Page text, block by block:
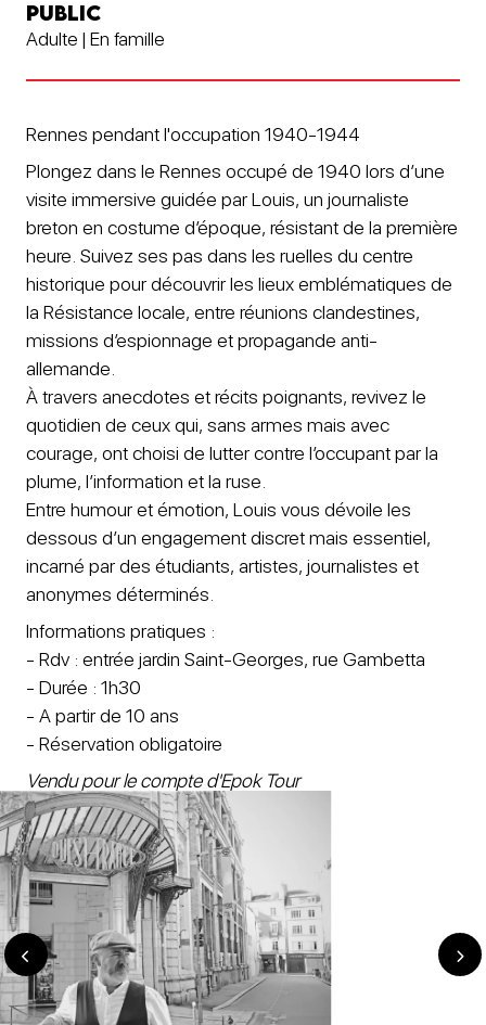
PUBLIC
Adulte | En famille
Rennes pendant l'occupation 1940-1944
Plongez dans le Rennes occupé de 1940 lors d’une
visite immersive guidée par Louis, un journaliste
breton en costume d’époque, résistant de la première
heure. Suivez ses pas dans les ruelles du centre
historique pour découvrir les lieux emblématiques de
la Résistance locale, entre réunions clandestines,
missions d’espionnage et propagande anti-
allemande.
À travers anecdotes et récits poignants, revivez le
quotidien de ceux qui, sans armes mais avec
courage, ont choisi de lutter contre l’occupant par la
plume, l’information et la ruse.
Entre humour et émotion, Louis vous dévoile les
dessous d’un engagement discret mais essentiel,
incarné par des étudiants, artistes, journalistes et
anonymes déterminés.
Informations pratiques :
- Rdv : entrée jardin Saint-Georges, rue Gambetta
- Durée : 1h30
- A partir de 10 ans
- Réservation obligatoire
Vendu pour le compte d'Epok Tour